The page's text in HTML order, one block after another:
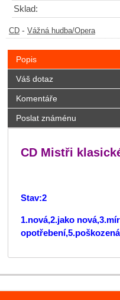
Sklad:
CD - Vážná hudba/Opera
Popis
Váš dotaz
Komentáře
Poslat známénu
CD Mistři
Stav:2
1.nová,2.jako
opotřebení,5.poškozená